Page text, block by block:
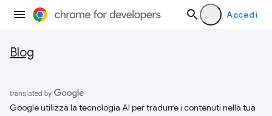
Accedi
Blog
Google utilizza la tecnologia AI per tradurre i contenuti nella tua